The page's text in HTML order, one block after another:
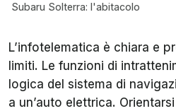
Subaru Solterra: l'abitacolo
L’infotelematica è chiara e
limiti. Le funzioni di
logica del sistema di
a un’auto elettrica.